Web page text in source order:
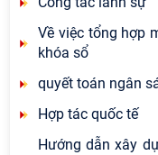
Về việc tổng hợp
khóa sổ
quyết toán ngân
Hợp tác quốc tế
Hướng dẫn xây